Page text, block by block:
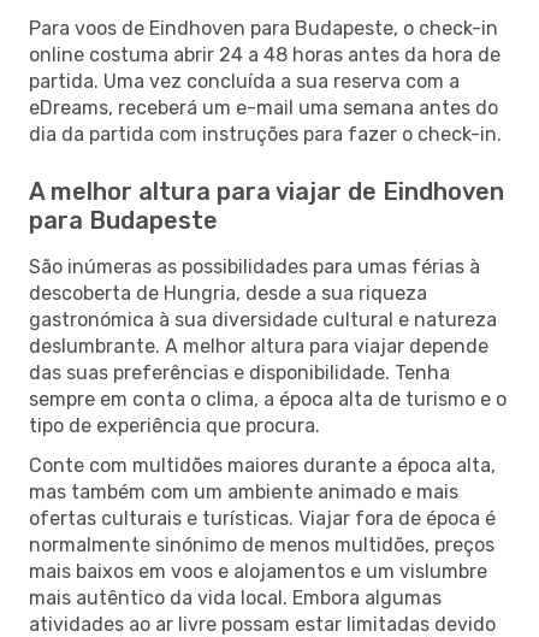
Para voos de Eindhoven para Budapeste, o check-in
online costuma abrir 24 a 48 horas antes da hora de
partida. Uma vez concluída a sua reserva com a
eDreams, receberá um e-mail uma semana antes do
dia da partida com instruções para fazer o check-in.
A melhor altura para viajar de Eindhoven
para Budapeste
São inúmeras as possibilidades para umas férias à
descoberta de Hungria, desde a sua riqueza
gastronómica à sua diversidade cultural e natureza
deslumbrante. A melhor altura para viajar depende
das suas preferências e disponibilidade. Tenha
sempre em conta o clima, a época alta de turismo e o
tipo de experiência que procura.
Conte com multidões maiores durante a época alta,
mas também com um ambiente animado e mais
ofertas culturais e turísticas. Viajar fora de época é
normalmente sinónimo de menos multidões, preços
mais baixos em voos e alojamentos e um vislumbre
mais autêntico da vida local. Embora algumas
atividades ao ar livre possam estar limitadas devido